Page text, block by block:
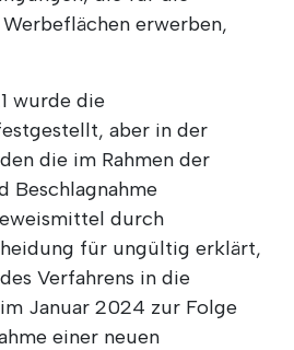
erwerben,
wurde die
aber in der
die im Rahmen der
Beschlagnahme
durch
für ungültig erklärt,
Verfahrens in die
Januar 2024 zur Folge
einer neuen